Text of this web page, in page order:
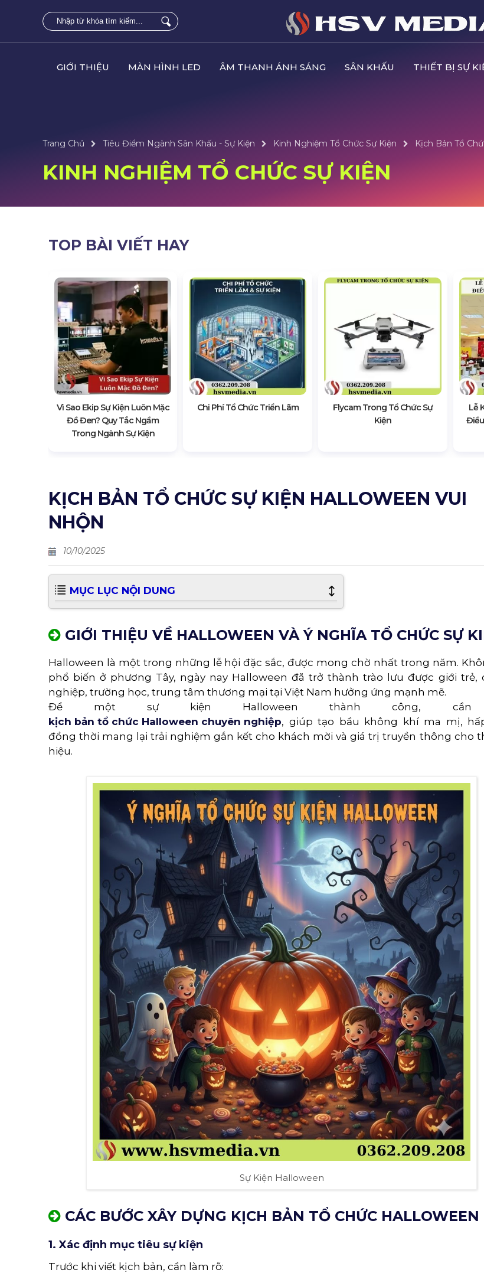
GIỚI THIỆU MÀN HÌNH LED ÂM THANH ÁNH SÁNG SÂN KHẤU THIẾT BỊ SỰ
Trang Chủ Tiêu Điểm Ngành Sân Khấu - Sự Kiện Kinh Nghiệm Tổ Chức Sự Kiện Kịch Bản Tổ
KINH NGHIỆM TỔ CHỨC SỰ KIỆN
TOP BÀI VIẾT HAY
Vì Sao Ekip Sự Kiện Luôn Mặc
Đồ Đen? Quy Tắc Ngầm
Trong Ngành Sự Kiện
Chi Phí Tổ Chức Triển Lãm
Flycam Trong Tổ Chức Sự
Kiện
Lễ
KỊCH BẢN TỔ CHỨC SỰ KIỆN HALLOWEEN VUI
NHỘN
10/10/2025
MỤC LỤC NỘI DUNG
GIỚI THIỆU VỀ HALLOWEEN VÀ Ý NGHĨA TỔ CHỨC SỰ
Halloween là một trong những lễ hội đặc sắc, được mong chờ nhất trong năm.
phổ biến ở phương Tây, ngày nay Halloween đã trở thành trào lưu được giới trẻ,
nghiệp, trường học, trung tâm thương mại tại Việt Nam hưởng ứng mạnh mẽ.
Để một sự kiện Halloween thành công,
kịch bản tổ chức Halloween chuyên nghiệp, giúp tạo bầu không khí ma mị,
đồng thời mang lại trải nghiệm gắn kết cho khách mời và giá trị truyền thông cho
hiệu.
Sự Kiện Halloween
CÁC BƯỚC XÂY DỰNG KỊCH BẢN TỔ CHỨC HALLOWEEN
1. Xác định mục tiêu sự kiện
Trước khi viết kịch bản, cần làm rõ: